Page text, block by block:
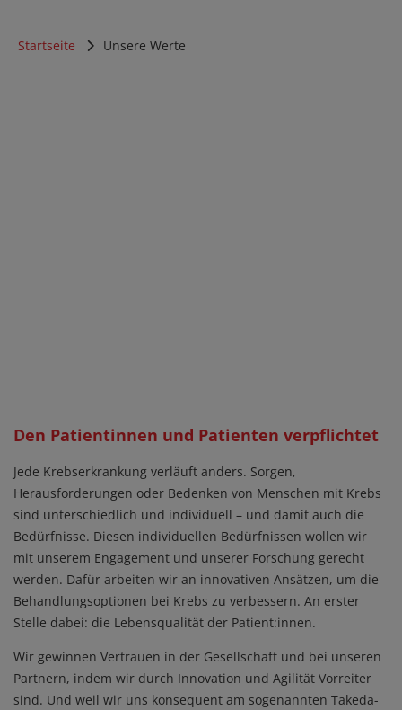
Startseite Unsere Werte
Den Patientinnen und Patienten verpflichtet
Jede Krebserkrankung verläuft anders. Sorgen,
Herausforderungen oder Bedenken von Menschen mit Krebs
sind unterschiedlich und individuell – und damit auch die
Bedürfnisse. Diesen individuellen Bedürfnissen wollen wir
mit unserem Engagement und unserer Forschung gerecht
werden. Dafür arbeiten wir an innovativen Ansätzen, um die
Behandlungsoptionen bei Krebs zu verbessern. An erster
Stelle dabei: die Lebensqualität der Patient:innen.
Wir gewinnen Vertrauen in der Gesellschaft und bei unseren
Partnern, indem wir durch Innovation und Agilität Vorreiter
sind. Und weil wir uns konsequent am sogenannten Takeda-